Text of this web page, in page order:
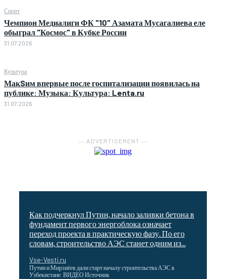
Спорт
Чемпион Медиалиги ФК "10" Азамата Мусагалиева еле
обыграл "Космос" в Кубке России
31.07.2026
Культура
МакSим впервые после госпитализации появилась на
публике: Музыка: Культура: Lenta.ru
31.07.2026
― ADVERTISEMENT ―
Как подчеркнул Путин, начало заливки бетона в
фундамент первого энергоблока означает
переход проекта в практическую фазу. По его
словам, строительство АЭС станет одним из...
Vse-Vesti.ru
Путин и Мирзиёев дали старт началу строительства АЭС в
Узбекистане. ВИДЕО Источник